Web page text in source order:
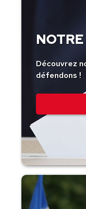
Découvrez
défendons !